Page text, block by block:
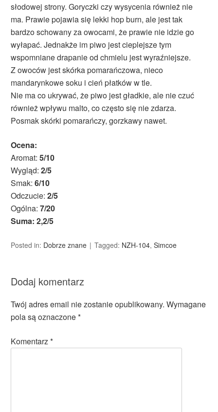
słodowej strony. Goryczki czy wysycenia również nie
ma. Prawie pojawia się lekki hop burn, ale jest tak
bardzo schowany za owocami, że prawie nie idzie go
wyłapać. Jednakże im piwo jest cieplejsze tym
wspomniane drapanie od chmielu jest wyraźniejsze.
Z owoców jest skórka pomarańczowa, nieco
mandarynkowe soku i cień płatków w tle.
Nie ma co ukrywać, że piwo jest gładkie, ale nie czuć
również wpływu malto, co często się nie zdarza.
Posmak skórki pomarańczy, gorzkawy nawet.
Ocena:
Aromat:5/10
Wygląd:2/5
Smak:6/10
Odczucie:2/5
Ogólna:7/20
Suma: 2,2/5
Posted in: Dobrze znane Tagged: NZH-104,Simcoe
Dodaj komentarz
Twój adres email nie zostanie opublikowany. Wymagane
pola są oznaczone*
Komentarz*